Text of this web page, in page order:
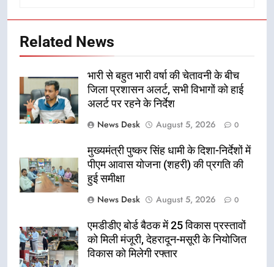
Related News
भारी से बहुत भारी वर्षा की चेतावनी के बीच
जिला प्रशासन अलर्ट, सभी विभागों को हाई
अलर्ट पर रहने के निर्देश
News Desk
August 5, 2026 0
मुख्यमंत्री पुष्कर सिंह धामी के दिशा-निर्देशों में
पीएम आवास योजना (शहरी) की प्रगति की
हुई समीक्षा
News Desk
August 5, 2026 0
एमडीडीए बोर्ड बैठक में 25 विकास प्रस्तावों
को मिली मंजूरी, देहरादून-मसूरी के नियोजित
विकास को मिलेगी रफ्तार